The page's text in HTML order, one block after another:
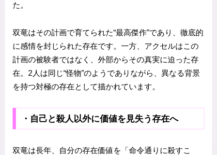
た。
双竜はその計画で育てられた“最高傑作”であり、徹底的
に感情を封じられた存在です。一方、アクセルはこの
計画の被験者ではなく、外部からその真実に迫った存
在。2人は同じ“怪物”のようでありながら、異なる背景
を持つ対極の存在として描かれています。
・自己と殺人以外に価値を見失う存在へ
双竜は長年、自分の存在価値を「命令通りに殺すこ